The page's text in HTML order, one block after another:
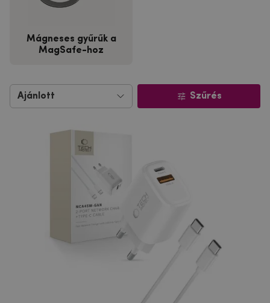
Mágneses gyűrűk a
MagSafe-hoz
Szűrés